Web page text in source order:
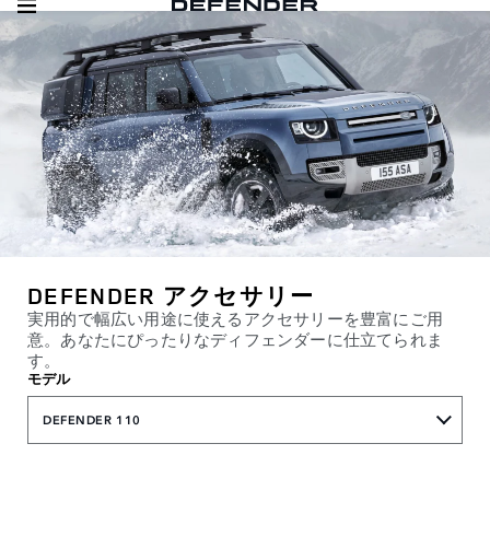
DEFENDER アクセサリー
実用的で幅広い用途に使えるアクセサリーを豊富にご用
意。あなたにぴったりなディフェンダーに仕立てられま
す。
モデル
DEFENDER 110